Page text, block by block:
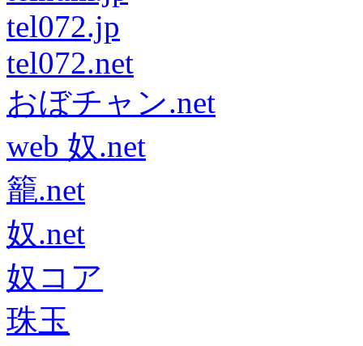
tel072.jp
tel072.net
おぼチャン.net
web 奴.net
籠.net
奴.net
奴コア
珠玉